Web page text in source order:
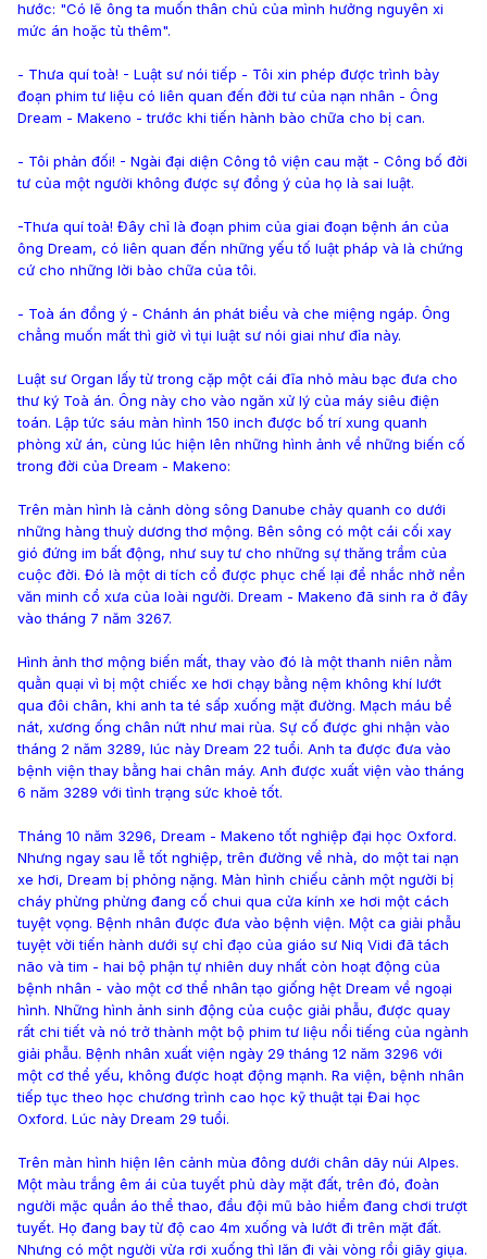
hước: "Có lẽ ông ta muốn thân chủ của mình hưởng nguyên xi
mức án hoặc tù thêm".
- Thưa quí toà! - Luật sư nói tiếp - Tôi xin phép được trình bày
đoạn phim tư liệu có liên quan đến đời tư của nạn nhân - Ông
Dream - Makeno - trước khi tiến hành bào chữa cho bị can.
- Tôi phản đối! - Ngài đại diện Công tô viện cau mặt - Công bố đời
tư của một người không được sự đồng ý của họ là sai luật.
-Thưa quí toà! Đây chỉ là đoạn phim của giai đoạn bệnh án của
ông Dream, có liên quan đến những yếu tố luật pháp và là chứng
cứ cho những lời bào chữa của tôi.
- Toà án đồng ý - Chánh án phát biểu và che miệng ngáp. Ông
chẳng muốn mất thì giờ vì tụi luật sư nói giai như đỉa này.
Luật sư Organ lấy từ trong cặp một cái đĩa nhỏ màu bạc đưa cho
thư ký Toà án. Ông này cho vào ngăn xử lý của máy siêu điện
toán. Lập tức sáu màn hình 150 inch được bố trí xung quanh
phòng xử án, cùng lúc hiện lên những hình ảnh về những biến cố
trong đời của Dream - Makeno:
Trên màn hình là cảnh dòng sông Danube chảy quanh co dưới
những hàng thuỳ dương thơ mộng. Bên sông có một cái cối xay
gió đứng im bất động, như suy tư cho những sự thăng trầm của
cuộc đời. Đó là một di tích cổ được phục chế lại để nhắc nhở nền
văn minh cổ xưa của loài người. Dream - Makeno đã sinh ra ở đây
vào tháng 7 năm 3267.
Hình ảnh thơ mộng biến mất, thay vào đó là một thanh niên nằm
quằn quại vì bị một chiếc xe hơi chạy bằng nệm không khí lướt
qua đôi chân, khi anh ta té sấp xuống mặt đường. Mạch máu bể
nát, xương ống chân nứt như mai rùa. Sự cố được ghi nhận vào
tháng 2 năm 3289, lúc này Dream 22 tuổi. Anh ta được đưa vào
bệnh viện thay bằng hai chân máy. Anh được xuất viện vào tháng
6 năm 3289 với tình trạng sức khoẻ tốt.
Tháng 10 năm 3296, Dream - Makeno tốt nghiệp đại học Oxford.
Nhưng ngay sau lễ tốt nghiệp, trên đường về nhà, do một tai nạn
xe hơi, Dream bị phỏng nặng. Màn hình chiếu cảnh một người bị
cháy phừng phừng đang cố chui qua cửa kính xe hơi một cách
tuyệt vọng. Bệnh nhân được đưa vào bệnh viện. Một ca giải phẫu
tuyệt vời tiến hành dưới sự chỉ đạo của giáo sư Niq Vidi đã tách
não và tim - hai bộ phận tự nhiên duy nhất còn hoạt động của
bệnh nhân - vào một cơ thể nhân tạo giống hệt Dream về ngoại
hình. Những hình ảnh sinh động của cuộc giải phẫu, được quay
rất chi tiết và nó trở thành một bộ phim tư liệu nổi tiếng của ngành
giải phẫu. Bệnh nhân xuất viện ngày 29 tháng 12 năm 3296 với
một cơ thể yếu, không được hoạt động mạnh. Ra viện, bệnh nhân
tiếp tục theo học chương trình cao học kỹ thuật tại Đai học
Oxford. Lúc này Dream 29 tuổi.
Trên màn hình hiện lên cảnh mùa đông dưới chân dãy núi Alpes.
Một màu trắng êm ái của tuyết phủ dày mặt đất, trên đó, đoàn
người mặc quần áo thể thao, đầu đội mũ bảo hiểm đang chơi trượt
tuyết. Họ đang bay từ độ cao 4m xuống và lướt đi trên mặt đất.
Nhưng có một người vừa rơi xuống thì lăn đi vài vòng rồi giãy giụa.